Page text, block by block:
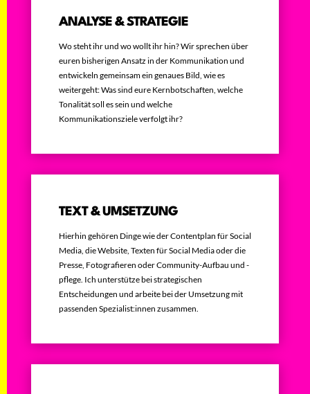
ANALYSE & STRATEGIE
Wo steht ihr und wo wollt ihr hin? Wir sprechen über
euren bisherigen Ansatz in der Kommunikation und
entwickeln gemeinsam ein genaues Bild, wie es
weitergeht: Was sind eure Kernbotschaften, welche
Tonalität soll es sein und welche
Kommunikationsziele verfolgt ihr?
TEXT & UMSETZUNG
Hierhin gehören Dinge wie der Contentplan für Social
Media, die Website, Texten für Social Media oder die
Presse, Fotografieren oder Community-Aufbau und -
pflege. Ich unterstütze bei strategischen
Entscheidungen und arbeite bei der Umsetzung mit
passenden Spezialist:innen zusammen.